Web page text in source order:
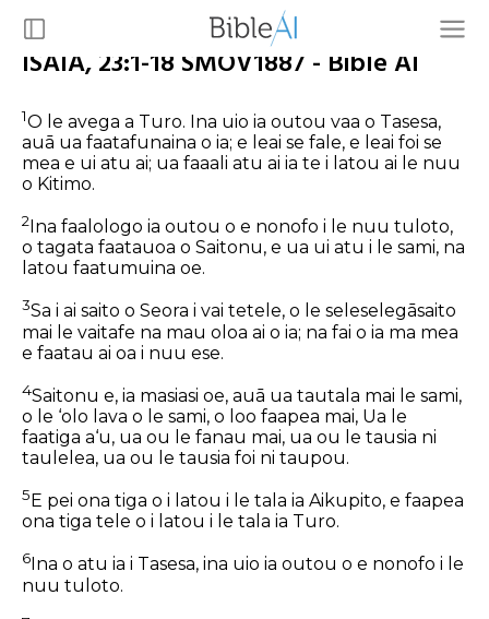
ISAIA, 23:1-18 SMOV1887 - Bible AI
1O le avega a Turo. Ina uio ia outou vaa o Tasesa,
auā ua faatafunaina o ia; e leai se fale, e leai foi se
mea e ui atu ai; ua faaali atu ai ia te i latou ai le nuu
o Kitimo.
2 Ina faalologo ia outou o e nonofo i le nuu tuloto,
o tagata faatauoa o Saitonu, e ua ui atu i le sami, na
latou faatumuina oe.
3Sa i ai saito o Seora i vai tetele, o le seleselegāsaito
mai le vaitafe na mau oloa ai o ia; na fai o ia ma mea
e faatau ai oa i nuu ese.
4Saitonu e, ia masiasi oe, auā ua tautala mai le sami,
o le ‘olo lava o le sami, o loo faapea mai, Ua le
faatiga a‘u, ua ou le fanau mai, ua ou le tausia ni
taulelea, ua ou le tausia foi ni taupou.
5 E pei ona tiga o i latou i le tala ia Aikupito, e faapea
ona tiga tele o i latou i le tala ia Turo.
6 Ina o atu ia i Tasesa, ina uio ia outou o e nonofo i le
nuu tuloto.